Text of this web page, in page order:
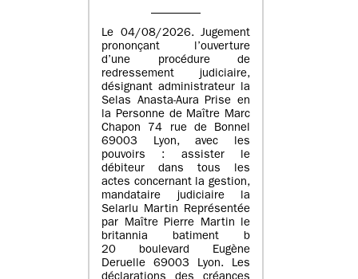
Le 04/08/2026. Jugement
prononçant l’ouverture
d’une procédure de
redressement judiciaire,
désignant administrateur la
Selas Anasta-Aura Prise en
la Personne de Maître Marc
Chapon 74 rue de Bonnel
69003 Lyon, avec les
pouvoirs : assister le
débiteur dans tous les
actes concernant la gestion,
mandataire judiciaire la
Selarlu Martin Représentée
par Maître Pierre Martin le
britannia batiment b
20 boulevard Eugène
Deruelle 69003 Lyon. Les